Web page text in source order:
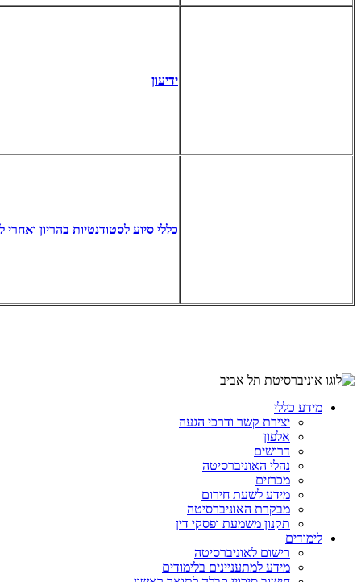
ידיעון
כללי סיוע לסטודנטיות בהריון ואחרי
מידע כללי
יצירת קשר ודרכי הגעה
אלפון
דרושים
נהלי האוניברסיטה
מכרזים
מידע לשעת חירום
מבקרת האוניברסיטה
תקנון משמעת ופסקי דין
לימודים
רישום לאוניברסיטה
מידע למתעניינים בלימודים